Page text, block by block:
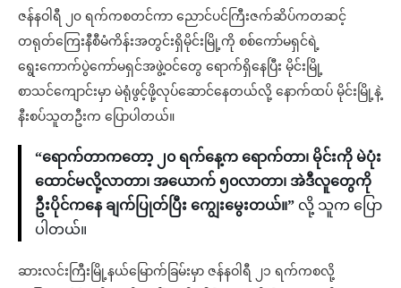
ဇန်နဝါရီ ၂၀ ရက်ကစတင်ကာ ညောင်ပင်ကြီးဇက်ဆိပ်ကတဆင့်
တရုတ်ကြေးနီစီမံကိန်းအတွင်းရှိမိုင်းမြို့ကို စစ်ကော်မရှင်ရဲ့
ရွေးကောက်ပွဲကော်မရှင်အဖွဲ့ဝင်တွေ ရောက်ရှိနေပြီး မိုင်းမြို့
စာသင်ကျောင်းမှာ မဲရုံဖွင့်ဖို့လုပ်ဆောင်နေတယ်လို့ နောက်ထပ် မိုင်းမြို့နဲ့
နီးစပ်သူတဦးက ပြောပါတယ်။
“ရောက်တာကတော့ ၂၀ ရက်နေ့က ရောက်တာ၊ မိုင်းကို မဲပုံး
ထောင်မလို့လာတာ၊ အယောက် ၅၀လာတာ၊ အဲဒီလူတွေကို
ဦးပိုင်ကနေ ချက်ပြုတ်ပြီး ကျွေးမွေးတယ်။” လို့ သူက ပြော
ပါတယ်။
ဆားလင်းကြီးမြို့နယ်မြောက်ခြမ်းမှာ ဇန်နဝါရီ ၂၁ ရက်ကစလို့